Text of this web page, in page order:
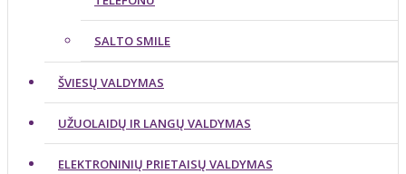
SALTO SMILE
ŠVIESŲ VALDYMAS
UŽUOLAIDŲ IR LANGŲ VALDYMAS
ELEKTRONINIŲ PRIETAISŲ VALDYMAS